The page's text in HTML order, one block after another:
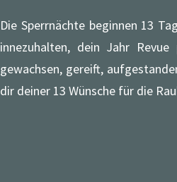
Die Sperrnächte beginnen 13
innezuhalten, dein Jahr
gewachsen, gereift,
dir deiner 13 Wünsche für die